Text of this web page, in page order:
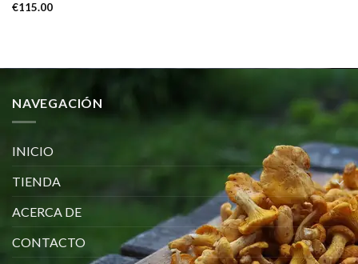
€115.00
NAVEGACIÓN
INICIO
TIENDA
ACERCA DE
CONTACTO